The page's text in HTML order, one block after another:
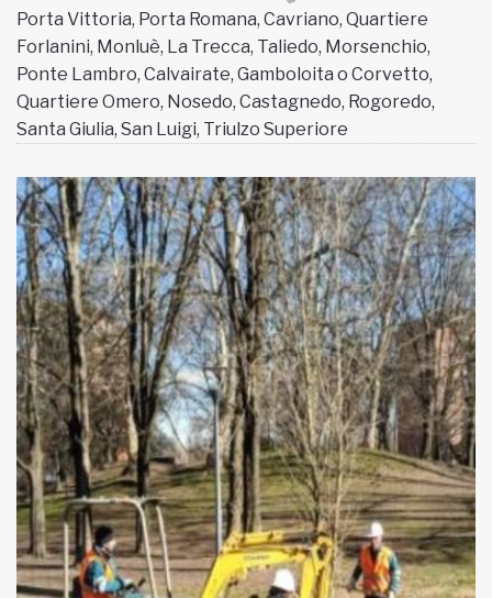
www.viveremilano.info
Fondato e diretto da Enzo De
Bernardis
Imbonati, 89 20159 Milano (Italia)
Informativa sulla privacy
Porta Vittoria, Porta Romana, Cavriano, Quartiere
Forlanini, Monluè, La Trecca, Taliedo, Morsenchio,
Ponte Lambro, Calvairate, Gamboloita o Corvetto,
Quartiere Omero, Nosedo, Castagnedo, Rogoredo,
Santa Giulia, San Luigi, Triulzo Superiore